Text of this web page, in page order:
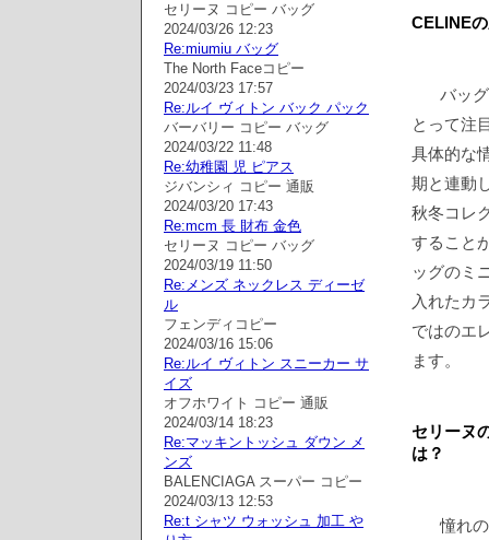
CELINE
バッ
とって注
具体的な
期と連動
秋冬コレ
すること
ッグのミ
入れたカ
ではのエ
ます。
セリーヌ
は？
憧れ
セリーヌ コピー バッグ
2024/03/26 12:23
Re:miumiu バッグ
The North Faceコピー
2024/03/23 17:57
Re:ルイ ヴィトン バック パック
バーバリー コピー バッグ
2024/03/22 11:48
Re:幼稚園 児 ピアス
ジバンシィ コピー 通販
2024/03/20 17:43
Re:mcm 長 財布 金色
セリーヌ コピー バッグ
2024/03/19 11:50
Re:メンズ ネックレス ディーゼ
ル
フェンディコピー
2024/03/16 15:06
Re:ルイ ヴィトン スニーカー サ
イズ
オフホワイト コピー 通販
2024/03/14 18:23
Re:マッキントッシュ ダウン メ
ンズ
BALENCIAGA スーパー コピー
2024/03/13 12:53
Re:t シャツ ウォッシュ 加工 や